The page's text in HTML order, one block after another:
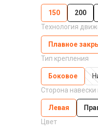
150 200
Технология
Плавное
Тип крепления
Боковое
Сторона навески
Левая
Цвет